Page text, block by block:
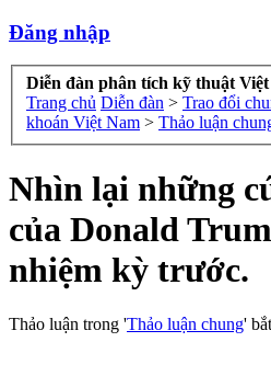
Đăng nhập
Diễn đàn phân tích kỹ thuật
Trang chủ Diễn đàn > Trao đổi
khoán Việt Nam > Thảo luận
Nhìn lại những
của Donald
nhiệm kỳ trước.
Thảo luận trong 'Thảo luận chung'